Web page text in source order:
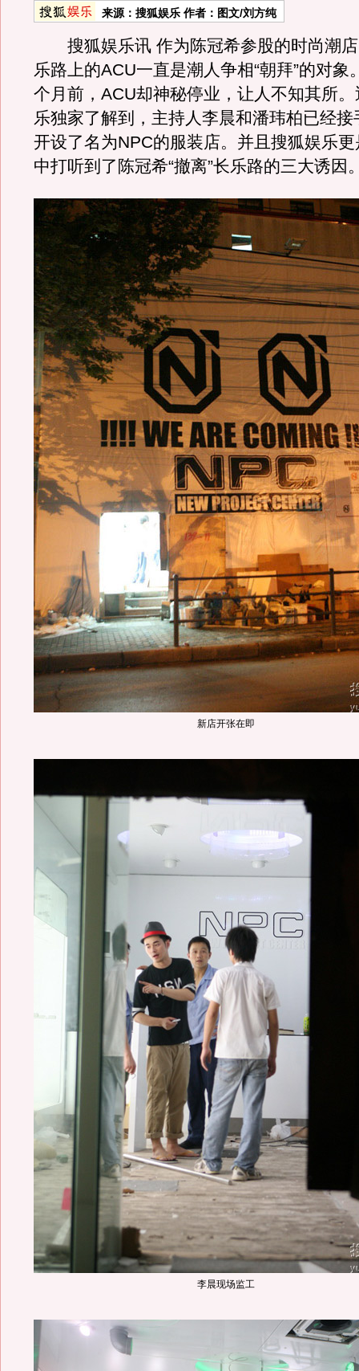
来源： 搜狐娱乐作者：图文/刘方纯
搜狐娱乐讯 作为陈冠希参股的时尚潮店
乐路上的ACU一直是潮人争相“朝拜”的对象
个月前，ACU却神秘停业，让人不知其所
乐独家了解到，主持人李晨和潘玮柏已经接
开设了名为NPC的服装店。并且搜狐娱乐
中打听到了陈冠希“撤离”长乐路的三大诱因
新店开张在即
李晨现场监工